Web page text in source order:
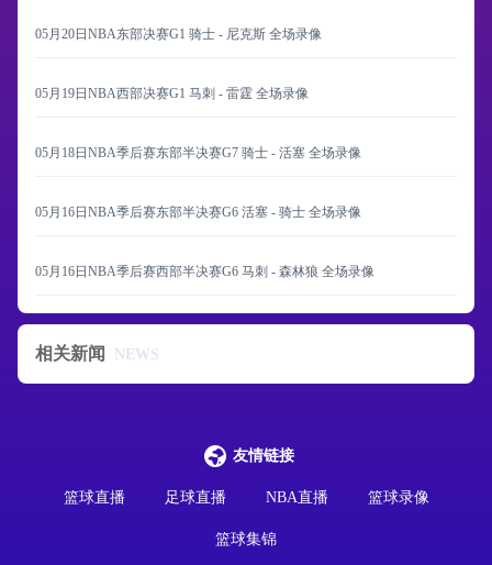
05月20日NBA东部决赛G1 骑士 - 尼克斯 全场录像
05月19日NBA西部决赛G1 马刺 - 雷霆 全场录像
05月18日NBA季后赛东部半决赛G7 骑士 - 活塞 全场录像
05月16日NBA季后赛东部半决赛G6 活塞 - 骑士 全场录像
05月16日NBA季后赛西部半决赛G6 马刺 - 森林狼 全场录像
相关新闻 NEWS
友情链接
篮球直播 足球直播 NBA直播 篮球录像
篮球集锦